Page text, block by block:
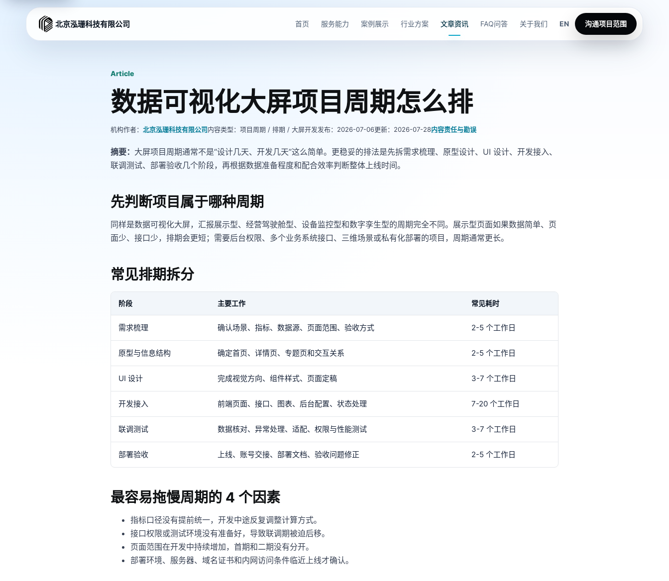
北京泓珊科技有限公司 首页 服务能力 案例展示 行业方案 文章资讯 FAQ问答 关于我们 EN 沟通项目范围
Article
数据可视化大屏项目周期怎么排
机构作者： 北京泓珊科技有限公司内容类型：项目周期 / 排期 / 大屏开发发布：2026-07-06更新：2026-07-28内容责任与勘误
摘要： 大屏项目周期通常不是“设计几天、开发几天”这么简单。更稳妥的排法是先拆需求梳理、原型设计、UI 设计、开发接入、
联调测试、部署验收几个阶段，再根据数据准备程度和配合效率判断整体上线时间。
先判断项目属于哪种周期
同样是数据可视化大屏，汇报展示型、经营驾驶舱型、设备监控型和数字孪生型的周期完全不同。展示型页面如果数据简单、页
面少、接口少，排期会更短；需要后台权限、多个业务系统接口、三维场景或私有化部署的项目，周期通常更长。
常见排期拆分
阶段 主要工作 常见耗时
需求梳理 确认场景、指标、数据源、页面范围、验收方式 2-5 个工作日
原型与信息结构 确定首页、详情页、专题页和交互关系 2-5 个工作日
UI 设计 完成视觉方向、组件样式、页面定稿 3-7 个工作日
开发接入 前端页面、接口、图表、后台配置、状态处理 7-20 个工作日
联调测试 数据核对、异常处理、适配、权限与性能测试 3-7 个工作日
部署验收 上线、账号交接、部署文档、验收问题修正 2-5 个工作日
最容易拖慢周期的 4 个因素
指标口径没有提前统一，开发中途反复调整计算方式。
接口权限或测试环境没有准备好，导致联调期被迫后移。
页面范围在开发中持续增加，首期和二期没有分开。
部署环境、服务器、域名证书和内网访问条件临近上线才确认。